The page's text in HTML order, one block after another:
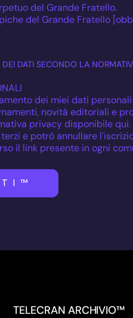
del Grande Fratello.
del Grande Fratello
DATI SECONDO LA
dei miei dati
novità editoriali e
privacy disponibile qui.
e potrò annullare
il link presente in ogni
TELECRAN ARCHIVIO™